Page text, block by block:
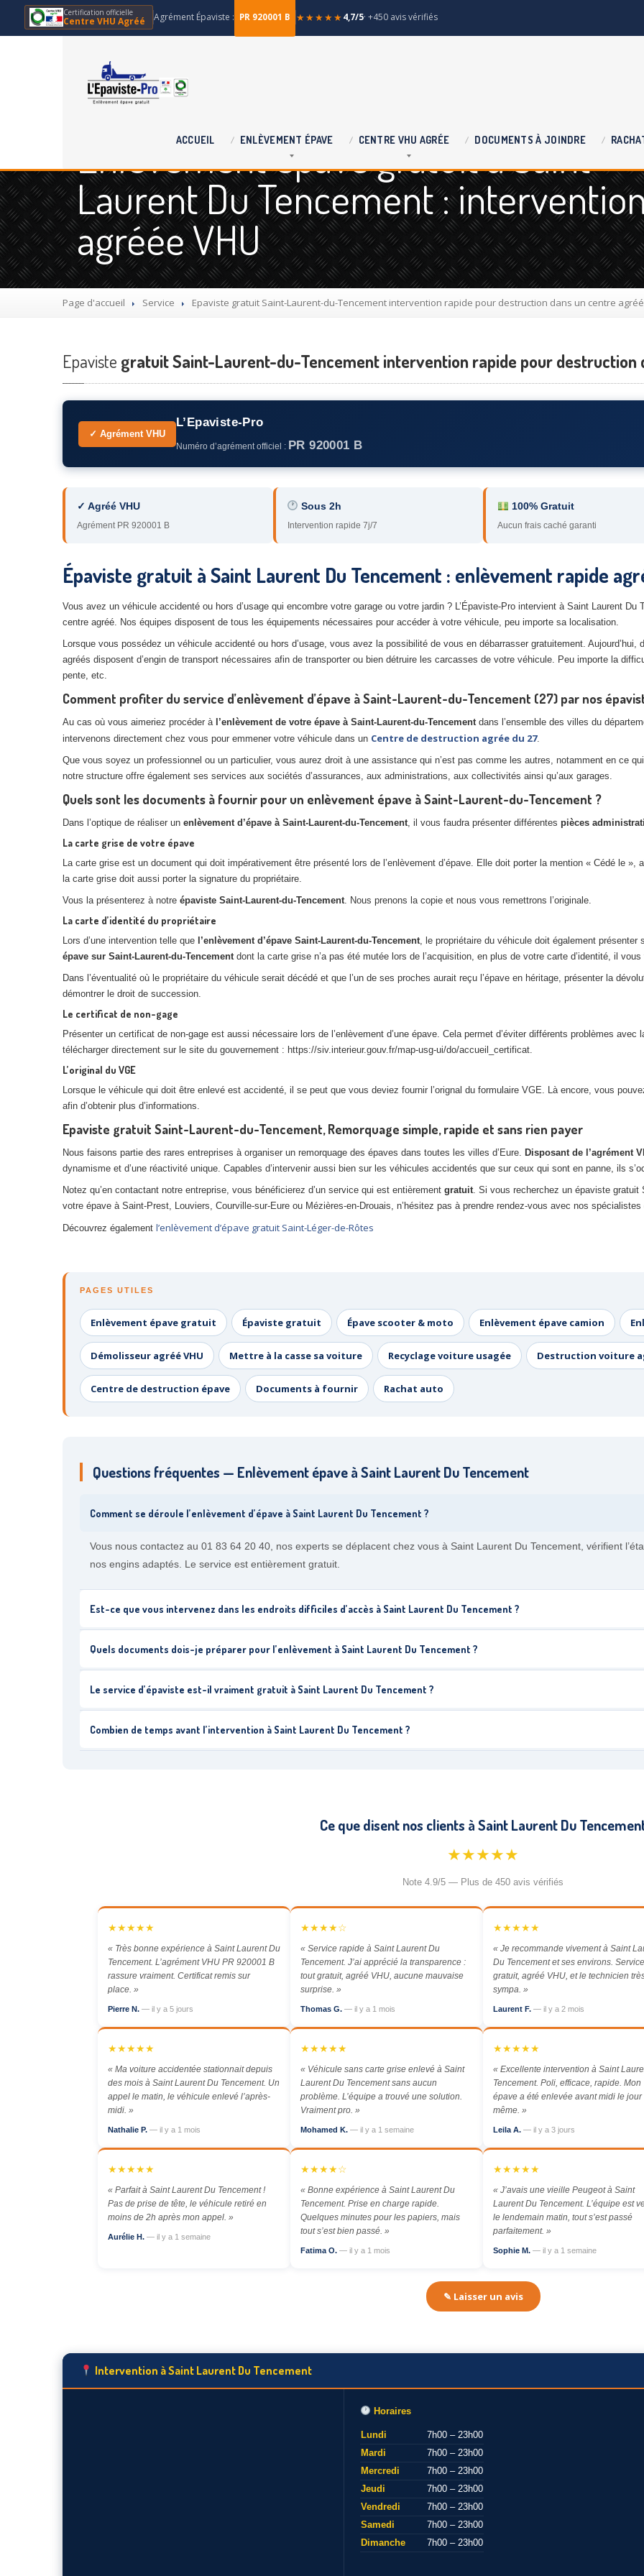
Certification officielle
Centre VHU Agréé Agrément Épaviste : PR 920001 B ★★★★★4,7/5· +450 avis vérifiés
ACCUEIL ENLÈVEMENT ÉPAVE CENTRE VHU AGRÉE DOCUMENTS À JOINDRE
Enlèvement épave gratuit à Saint
Laurent Du Tencement :
agréée VHU
Page d'accueil Service Epaviste gratuit Saint-Laurent-du-Tencement intervention rapide pour destruction dans un centre agréé
Epaviste gratuit Saint-Laurent-du-Tencement intervention rapide pour destruction
✓ Agrément VHU
L’Epaviste-Pro
Numéro d’agrément officiel : PR 920001 B
✓ Agréé VHU
Agrément PR 920001 B
Sous 2h
Intervention rapide 7j/7
100% Gratuit
Aucun frais caché garanti
Épaviste gratuit à Saint Laurent Du Tencement : enlèvement rapide
Vous avez un véhicule accidenté ou hors d’usage qui encombre votre garage ou votre jardin ? L’Épaviste-Pro intervient à Saint Laurent Du
centre agréé. Nos équipes disposent de tous les équipements nécessaires pour accéder à votre véhicule, peu importe sa localisation.
Lorsque vous possédez un véhicule accidenté ou hors d’usage, vous avez la possibilité de vous en débarrasser gratuitement. Aujourd’hui,
agréés disposent d’engin de transport nécessaires afin de transporter ou bien détruire les carcasses de votre véhicule. Peu importe la
pente, etc.
Comment profiter du service d’enlèvement d’épave à Saint-Laurent-du-Tencement (27) par nos
Au cas où vous aimeriez procéder à l’enlèvement de votre épave à Saint-Laurent-du-Tencementdans l’ensemble des villes du
intervenons directement chez vous pour emmener votre véhicule dans un Centre de destruction agrée du 27.
Que vous soyez un professionnel ou un particulier, vous aurez droit à une assistance qui n’est pas comme les autres, notamment en ce
notre structure offre également ses services aux sociétés d’assurances, aux administrations, aux collectivités ainsi qu’aux garages.
Quels sont les documents à fournir pour un enlèvement épave à Saint-Laurent-du-Tencement ?
Dans l’optique de réaliser un enlèvement d’épave à Saint-Laurent-du-Tencement, il vous faudra présenter différentes pièces
La carte grise de votre épave
La carte grise est un document qui doit impérativement être présenté lors de l’enlèvement d’épave. Elle doit porter la mention « Cédé le »,
la carte grise doit aussi porter la signature du propriétaire.
Vous la présenterez à notre épaviste Saint-Laurent-du-Tencement. Nous prenons la copie et nous vous remettrons l’originale.
La carte d’identité du propriétaire
Lors d’une intervention telle que l’enlèvement d’épave Saint-Laurent-du-Tencement, le propriétaire du véhicule doit également
épave sur Saint-Laurent-du-Tencementdont la carte grise n’a pas été mutée lors de l’acquisition, en plus de votre carte d’identité, il vous
Dans l’éventualité où le propriétaire du véhicule serait décédé et que l’un de ses proches aurait reçu l’épave en héritage, présenter la
démontrer le droit de succession.
Le certificat de non-gage
Présenter un certificat de non-gage est aussi nécessaire lors de l’enlèvement d’une épave. Cela permet d’éviter différents problèmes
télécharger directement sur le site du gouvernement : https://siv.interieur.gouv.fr/map-usg-ui/do/accueil_certificat.
L’original du VGE
Lorsque le véhicule qui doit être enlevé est accidenté, il se peut que vous deviez fournir l’orignal du formulaire VGE. Là encore, vous
afin d’obtenir plus d’informations.
Epaviste gratuit Saint-Laurent-du-Tencement, Remorquage simple, rapide et sans rien payer
Nous faisons partie des rares entreprises à organiser un remorquage des épaves dans toutes les villes d’Eure. Disposant de l’agrément
dynamisme et d’une réactivité unique. Capables d’intervenir aussi bien sur les véhicules accidentés que sur ceux qui sont en panne, ils
Notez qu’en contactant notre entreprise, vous bénéficierez d’un service qui est entièrement gratuit. Si vous recherchez un épaviste gratuit
votre épave à Saint-Prest, Louviers, Courville-sur-Eure ou Mézières-en-Drouais, n’hésitez pas à prendre rendez-vous avec nos spécialistes
Découvrez également l’enlèvement d’épave gratuit Saint-Léger-de-Rôtes
PAGES UTILES
Enlèvement épave gratuit Épaviste gratuit Épave scooter & moto Enlèvement épave camion
Démolisseur agréé VHU Mettre à la casse sa voiture Recyclage voiture usagée Destruction voiture
Centre de destruction épave Documents à fournir Rachat auto
Questions fréquentes — Enlèvement épave à Saint Laurent Du Tencement
Comment se déroule l’enlèvement d’épave à Saint Laurent Du Tencement ?
Vous nous contactez au 01 83 64 20 40, nos experts se déplacent chez vous à Saint Laurent Du Tencement, vérifient
nos engins adaptés. Le service est entièrement gratuit.
Est-ce que vous intervenez dans les endroits difficiles d’accès à Saint Laurent Du Tencement ?
Quels documents dois-je préparer pour l’enlèvement à Saint Laurent Du Tencement ?
Le service d’épaviste est-il vraiment gratuit à Saint Laurent Du Tencement ?
Combien de temps avant l’intervention à Saint Laurent Du Tencement ?
Ce que disent nos clients à Saint Laurent Du
★★★★★
Note 4.9/5 — Plus de 450 avis vérifiés
★★★★★
« Très bonne expérience à Saint Laurent Du
Tencement. L’agrément VHU PR 920001 B
rassure vraiment. Certificat remis sur
place. »
Pierre N. — il y a 5 jours
★★★★☆
« Service rapide à Saint Laurent Du
Tencement. J’ai apprécié la transparence :
tout gratuit, agréé VHU, aucune mauvaise
surprise. »
Thomas G. — il y a 1 mois
★★★★★
« Je recommande vivement à Saint
Du Tencement et ses environs. Service
gratuit, agréé VHU, et le technicien
sympa. »
Laurent F. — il y a 2 mois
★★★★★
« Ma voiture accidentée stationnait depuis
des mois à Saint Laurent Du Tencement. Un
appel le matin, le véhicule enlevé l’après-
midi. »
Nathalie P. — il y a 1 mois
★★★★★
« Véhicule sans carte grise enlevé à Saint
Laurent Du Tencement sans aucun
problème. L’équipe a trouvé une solution.
Vraiment pro. »
Mohamed K. — il y a 1 semaine
★★★★★
« Excellente intervention à Saint
Tencement. Poli, efficace, rapide. Mon
épave a été enlevée avant midi le jour
même. »
Leila A. — il y a 3 jours
★★★★★
« Parfait à Saint Laurent Du Tencement !
Pas de prise de tête, le véhicule retiré en
moins de 2h après mon appel. »
Aurélie H. — il y a 1 semaine
★★★★☆
« Bonne expérience à Saint Laurent Du
Tencement. Prise en charge rapide.
Quelques minutes pour les papiers, mais
tout s’est bien passé. »
Fatima O. — il y a 1 mois
★★★★★
« J’avais une vieille Peugeot à Saint
Laurent Du Tencement. L’équipe est
le lendemain matin, tout s’est passé
parfaitement. »
Sophie M. — il y a 1 semaine
✎ Laisser un avis
Intervention à Saint Laurent Du Tencement
Horaires
Lundi
7h00 – 23h00
Mardi
7h00 – 23h00
Mercredi
7h00 – 23h00
Jeudi
7h00 – 23h00
Vendredi
7h00 – 23h00
Samedi
7h00 – 23h00
Dimanche
7h00 – 23h00